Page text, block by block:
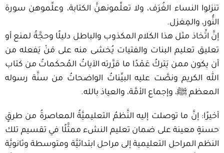
تنزلوا النساء الغُرَف، ولا تعلِّمونهنَّ الكتابة، وعلِّموهن سورة
النُّور، والمِغزل.
إنَّ اتِّخاذ مثل هذا الكلام المكذوب والباطل دليلًا وحجَّةً لمنع أو
تعليق تعليم البنات والفتيات يُخشى منه على مَنْ يَفعله من
أن يكون ممن يَتركُ عَمْدًا ما قرَّرته الآياتُ المُحكماتُ من كتاب
الله الكريم ونصَّت عليه البيِّناتُ الواضحاتُ من سنَّة رسوله
المعظم ﷺ، وإجماع الأمَّة، والعياذ بالله.
أخيرًا: إنَّ ما توصلت إليه النَّظمُ التعليميَّةُ المعاصرةُ من طرقٍ
حسنةٍ معينة على ضمان تعليم النشء ممثَّلًا في تقسيم تلك
النظم المراحل التعليمية إلى مراحل ابتدائيَّة ومتوسطة وثانويَّة